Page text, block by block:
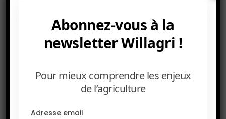
Abonnez-vous à la
newsletter Willagri !
Pour mieux comprendre les enjeux
de l’agriculture
Adresse email